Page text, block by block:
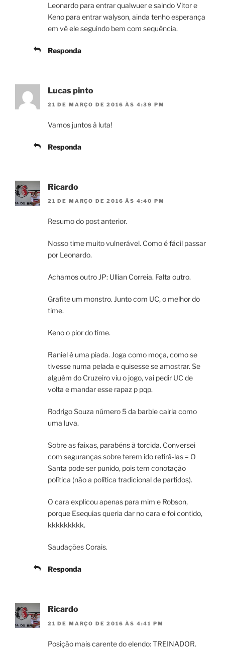
Leonardo para entrar qualwuer e saindo Vitor e
Keno para entrar walyson, ainda tenho esperança
em vê ele seguindo bem com sequência.
Responda
Lucas pinto
21 DE MARÇO DE 2016 ÀS 4:39 PM
Vamos juntos à luta!
Responda
Ricardo
21 DE MARÇO DE 2016 ÀS 4:40 PM
Resumo do post anterior.
Nosso time muito vulnerável. Como é fácil passar
por Leonardo.
Achamos outro JP: Ullian Correia. Falta outro.
Grafite um monstro. Junto com UC, o melhor do
time.
Keno o pior do time.
Raniel é uma piada. Joga como moça, como se
tivesse numa pelada e quisesse se amostrar. Se
alguém do Cruzeiro viu o jogo, vai pedir UC de
volta e mandar esse rapaz p pqp.
Rodrigo Souza número 5 da barbie cairia como
uma luva.
Sobre as faixas, parabéns à torcida. Conversei
com seguranças sobre terem ido retirá-las = O
Santa pode ser punido, pois tem conotação
política (não a política tradicional de partidos).
O cara explicou apenas para mim e Robson,
porque Esequias queria dar no cara e foi contido,
kkkkkkkkk.
Saudações Corais.
Responda
Ricardo
21 DE MARÇO DE 2016 ÀS 4:41 PM
Posição mais carente do elendo: TREINADOR.